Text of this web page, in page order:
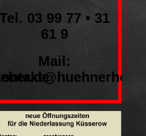
Tel. 03 99 77 • 31
61 9
Mail: